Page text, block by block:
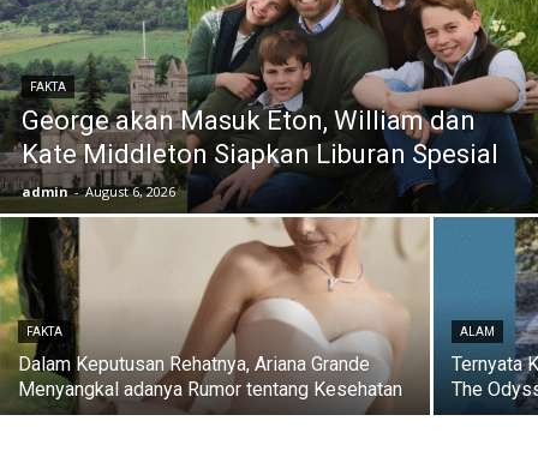
FAKTA
George akan Masuk Eton, William dan
Kate Middleton Siapkan Liburan Spesial
admin - August 6, 2026
FAKTA
Dalam Keputusan Rehatnya, Ariana Grande
Menyangkal adanya Rumor tentang Kesehatan
ALAM
Ternyata
The